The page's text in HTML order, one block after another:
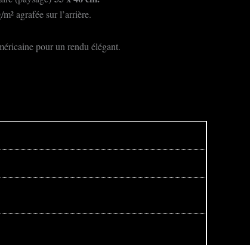
m² agrafée sur l’arrière.
pour un rendu élégant.